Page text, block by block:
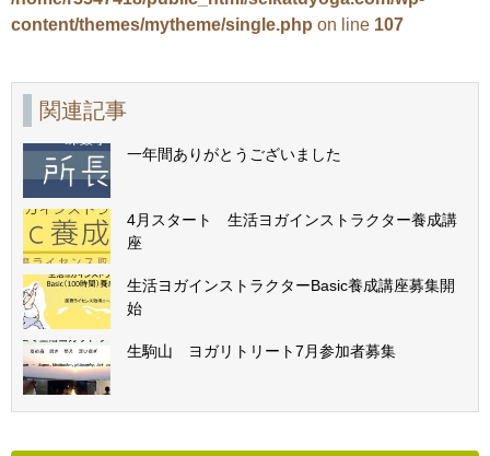
content/themes/mytheme/single.php on line 107
関連記事
一年間ありがとうございました
4月スタート 生活ヨガインストラクター養成講
座
生活ヨガインストラクターBasic養成講座募集開
始
生駒山 ヨガリトリート7月参加者募集